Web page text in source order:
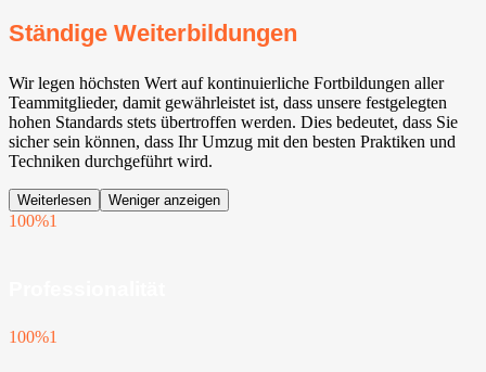
Ständige Weiterbildungen
Wir legen höchsten Wert auf kontinuierliche Fortbildungen aller
Teammitglieder, damit gewährleistet ist, dass unsere festgelegten
hohen Standards stets übertroffen werden. Dies bedeutet, dass Sie
sicher sein können, dass Ihr Umzug mit den besten Praktiken und
Techniken durchgeführt wird.
Weiterlesen Weniger anzeigen
100%1
100%1